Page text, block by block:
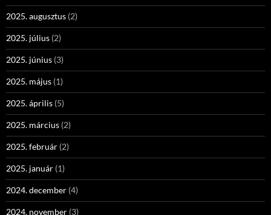
2025. augusztus (2)
2025. július (2)
2025. június (3)
2025. május (1)
2025. április (5)
2025. március (2)
2025. február (2)
2025. január (1)
2024. december (4)
2024. november (3)